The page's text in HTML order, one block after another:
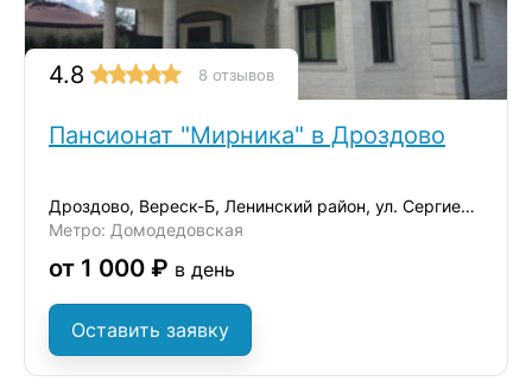
4.8 8 отзывов
Пансионат "Мирника" в Дроздово
Дроздово, Вереск-Б, Ленинский район, ул. Сергиевская, д.17А
Метро: Домодедовская
от 1 000 ₽ в день
Оставить заявку